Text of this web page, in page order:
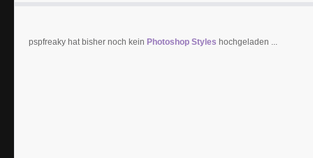
pspfreaky hat bisher noch kein Photoshop Styles hochgeladen ...